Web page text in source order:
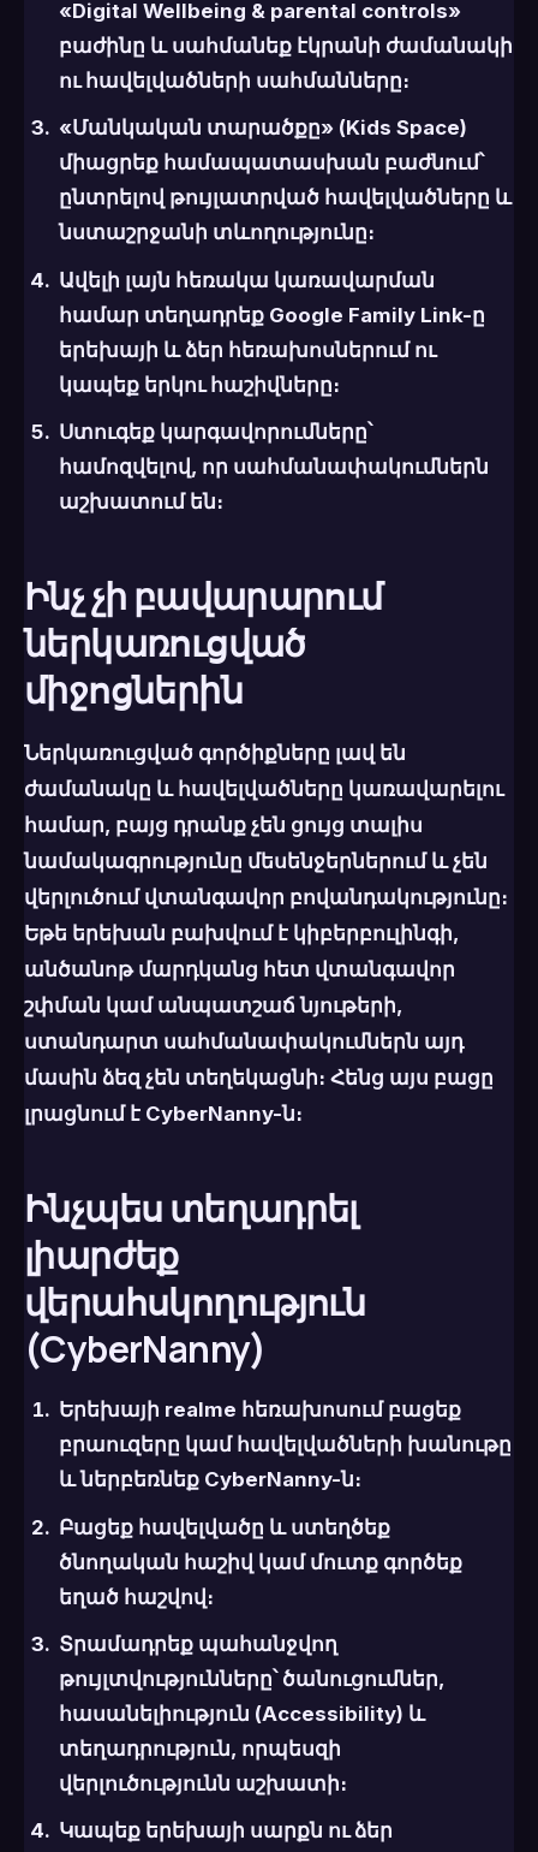
«Digital Wellbeing & parental controls»
բաժինը և սահմանեք էկրանի ժամանակի
ու հավելվածների սահմանները։
«Մանկական տարածքը» (Kids Space)
միացրեք համապատասխան բաժնում՝
ընտրելով թույլատրված հավելվածները և
նստաշրջանի տևողությունը։
Ավելի լայն հեռակա կառավարման
համար տեղադրեք Google Family Link-ը
երեխայի և ձեր հեռախոսներում ու
կապեք երկու հաշիվները։
Ստուգեք կարգավորումները՝
համոզվելով, որ սահմանափակումներն
աշխատում են։
Ինչ չի բավարարում
ներկառուցված
միջոցներին
Ներկառուցված գործիքները լավ են
ժամանակը և հավելվածները կառավարելու
համար, բայց դրանք չեն ցույց տալիս
նամակագրությունը մեսենջերներում և չեն
վերլուծում վտանգավոր բովանդակությունը։
Եթե երեխան բախվում է կիբերբուլինգի,
անծանոթ մարդկանց հետ վտանգավոր
շփման կամ անպատշաճ նյութերի,
ստանդարտ սահմանափակումներն այդ
մասին ձեզ չեն տեղեկացնի։ Հենց այս բացը
լրացնում է CyberNanny-ն։
Ինչպես տեղադրել
լիարժեք
վերահսկողություն
(CyberNanny)
Երեխայի realme հեռախոսում բացեք
բրաուզերը կամ հավելվածների խանութը
և ներբեռնեք CyberNanny-ն։
Բացեք հավելվածը և ստեղծեք
ծնողական հաշիվ կամ մուտք գործեք
եղած հաշվով։
Տրամադրեք պահանջվող
թույլտվությունները՝ ծանուցումներ,
հասանելիություն (Accessibility) և
տեղադրություն, որպեսզի
վերլուծությունն աշխատի։
Կապեք երեխայի սարքն ու ձեր